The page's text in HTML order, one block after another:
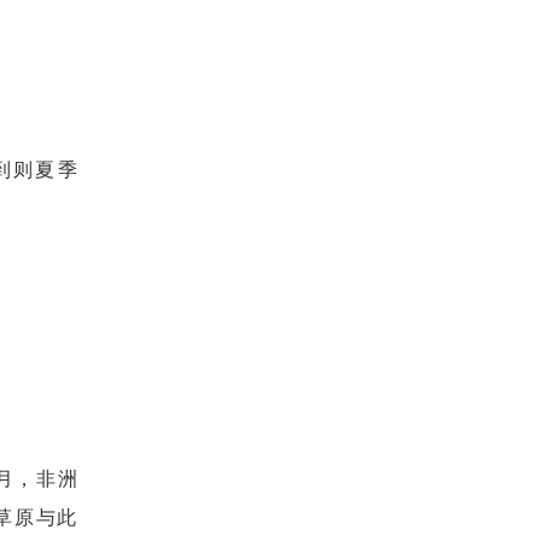
则夏季
，非洲
原与此